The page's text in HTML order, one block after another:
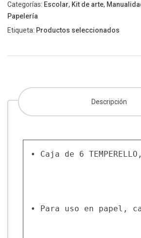
Categorías: Escolar, Kit de arte,
Papelería
Etiqueta: Productos seleccionados
Descripción
• Caja de 6
• Para uso en papel,